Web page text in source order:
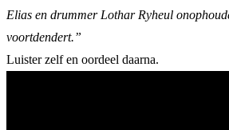
Elias en drummer Lothar Ryheul
voortdendert.”
Luister zelf en oordeel daarna.